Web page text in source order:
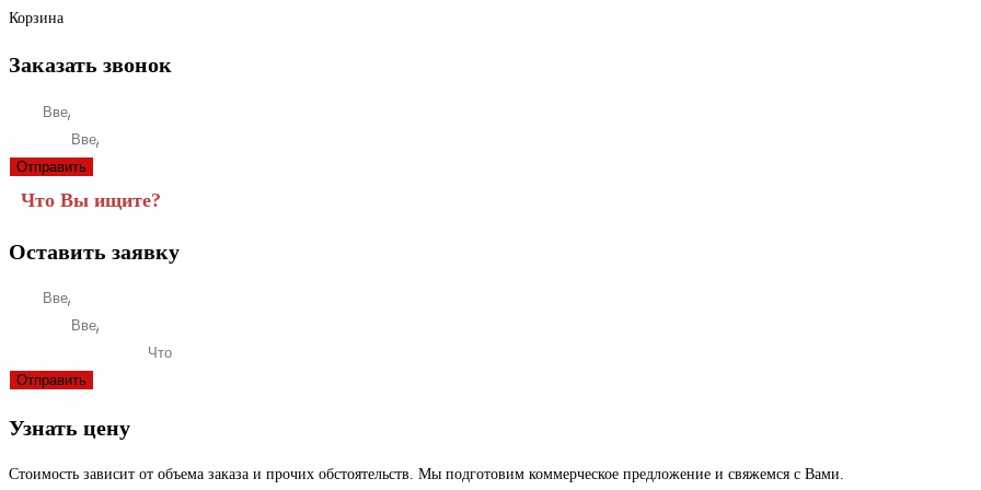
Корзина
Заказать звонок
Отправить
Оставить заявку
Отправить
Узнать цену
Стоимость зависит от объема заказа и прочих обстоятельств. Мы подготовим коммерческое предложение и свяжемся с Вами.